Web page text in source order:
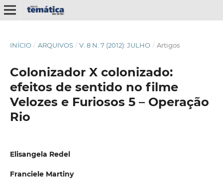
INÍCIO / ARQUIVOS / V. 8 N. 7 (2012): JULHO / Artigos
Colonizador X colonizado:
efeitos de sentido no filme
Velozes e Furiosos 5 – Operação
Rio
Elisangela Redel
Franciele Martiny